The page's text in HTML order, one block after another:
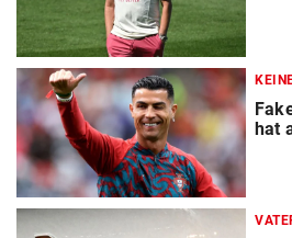
hat